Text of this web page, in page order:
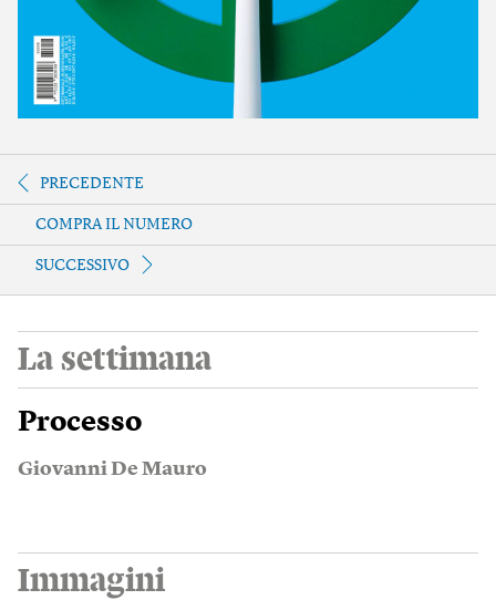
PRECEDENTE
COMPRA IL NUMERO
SUCCESSIVO
La settimana
Processo
Giovanni De Mauro
Immagini